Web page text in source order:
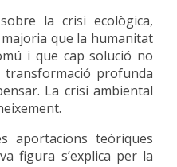
la crisi ecològica,
que la humanitat
i que cap solució no
profunda
La crisi ambiental
aportacions teòriques
figura s’explica per la